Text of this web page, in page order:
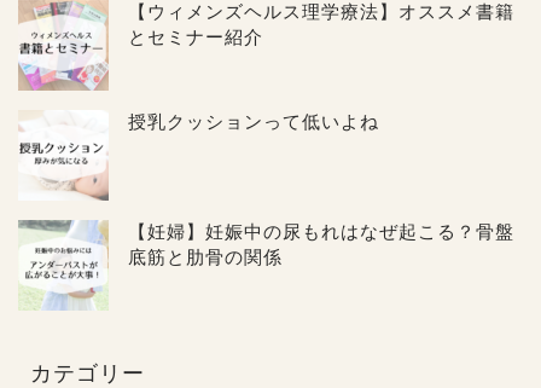
【ウィメンズヘルス理学療法】オススメ書籍
とセミナー紹介
授乳クッションって低いよね
【妊婦】妊娠中の尿もれはなぜ起こる？骨盤
底筋と肋骨の関係
カテゴリー